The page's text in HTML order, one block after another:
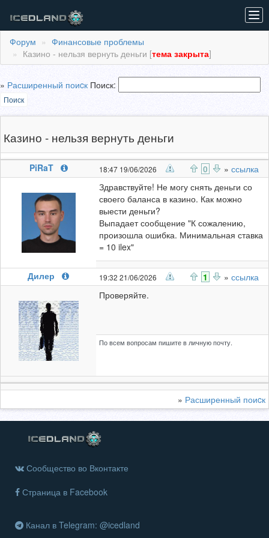
Форум
Финансовые проблемы
Казино - нельзя вернуть деньги [тема закрыта]
» Расширенный поиcк Поиск:
Поиск
Казино - нельзя вернуть деньги
PiRaT 18:47 19/06/2026 0 » ссылка
Здравствуйте! Не могу снять деньги со
своего баланса в казино. Как можно
выести деньги?
Выпадает сообщение "К сожалению,
произошла ошибка. Минимальная ставка
= 10 ilex"
Дилер 19:32 21/06/2026 1 » ссылка
Проверяйте.
По всем вопросам пишите в личную почту.
» Расширенный поиcк
Сообщество во Вконтакте
Страница в Facebook
Канал в Telegram: @icedland